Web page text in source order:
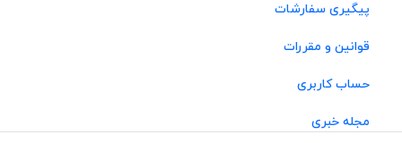
پیگیری سفارشات
قوانین و مقررات
حساب کاربری
مجله خبری